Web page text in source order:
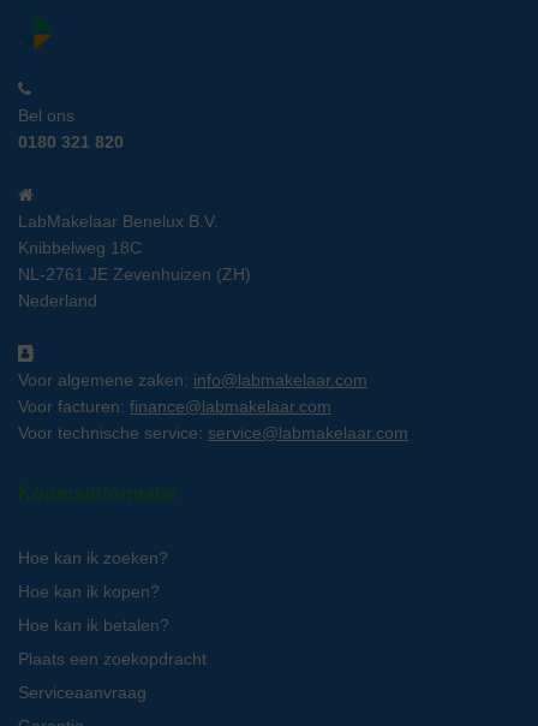
Bel ons
0180 321 820
LabMakelaar Benelux B.V.
Knibbelweg 18C
NL-2761 JE Zevenhuizen (ZH)
Nederland
Voor algemene zaken: info@labmakelaar.com
Voor facturen: finance@labmakelaar.com
Voor technische service: service@labmakelaar.com
Kopersinformatie
Hoe kan ik zoeken?
Hoe kan ik kopen?
Hoe kan ik betalen?
Plaats een zoekopdracht
Serviceaanvraag